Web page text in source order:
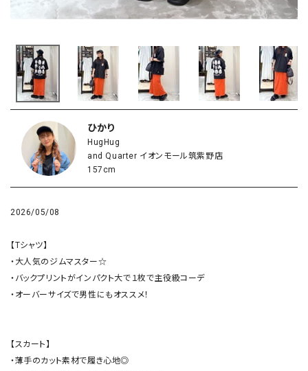
ひかり
HugHug
and Quarter イオンモール筑紫野店
157cm
2026/05/08
【Tシャツ】
・大人気のジムマスター☆
・バックプリントがインパクト大で１枚で主役級コーデ
・オーバーサイズで男性にもオススメ！
【スカート】
・薄手のカット素材で履き心地◎